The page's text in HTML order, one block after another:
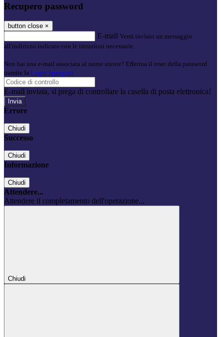
Recupero password
button close ×
E-mail Verrà inviato un messaggio
all'indirizzo indicato con le istruzioni necessarie.
Non hai una e-mail associata al nome utente? Effettua il reset della password
tramite la Login Spaggiari
E-mail inviata, si prega di controllare la casella di posta elettronica!
Errore
Chiudi
Successo
Chiudi
Informazione
Chiudi
Attendere...
Attendere il completamento dell'operazione...
Chiudi